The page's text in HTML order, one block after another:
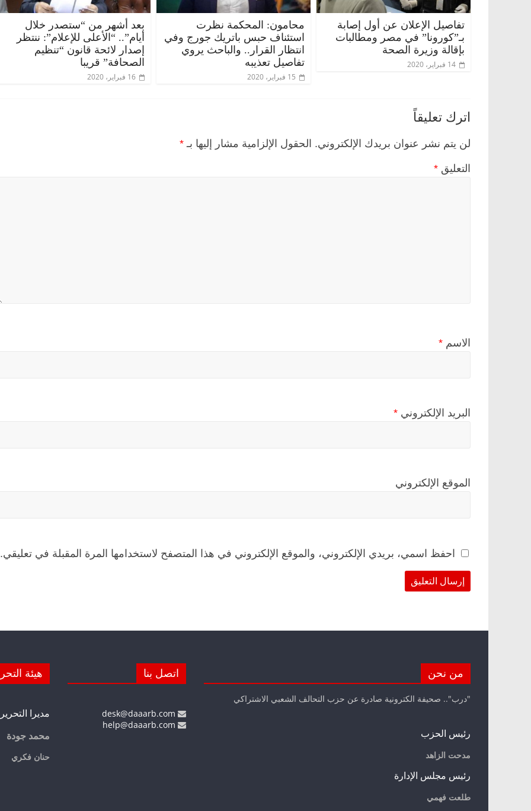
تفاصيل الإعلان عن أول إصابة
بـ”كورونا” في مصر ومطالبات
بإقالة وزيرة الصحة
14 فبراير، 2020
محامون: المحكمة نظرت
استئناف حبس باتريك جورج وفي
انتظار القرار.. والباحث يروي
تفاصيل تعذيبه
15 فبراير، 2020
بعد أشهر من “ستصدر خلال
أيام”.. “الأعلى للإعلام”: ننتظر
إصدار لائحة قانون “تنظيم
الصحافة” قريبا
16 فبراير، 2020
اترك تعليقاً
لن يتم نشر عنوان بريدك الإلكتروني. الحقول الإلزامية مشار إليها بـ *
التعليق *
الاسم *
البريد الإلكتروني *
الموقع الإلكتروني
احفظ اسمي، بريدي الإلكتروني، والموقع الإلكتروني في هذا المتصفح لاستخدامها المرة المقبلة في تعليقي.
من نحن
"درب".. صحيفة الكترونية صادرة عن حزب التحالف الشعبي الاشتراكي
رئيس الحزب
مدحت الزاهد
رئيس مجلس الإدارة
طلعت فهمي
اتصل بنا هيئة
مديرا التحرير
محمد جودة
حنان فكري